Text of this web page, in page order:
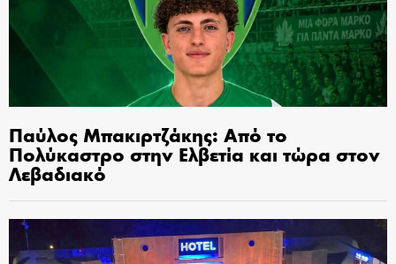
Παύλος Μπακιρτζάκης: Από το
Πολύκαστρο στην Ελβετία και τώρα στον
Λεβαδιακό